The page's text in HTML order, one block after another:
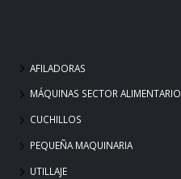
AFILADORAS
MÁQUINAS SECTOR ALIMENTARIO
CUCHILLOS
PEQUEÑA MAQUINARIA
UTILLAJE